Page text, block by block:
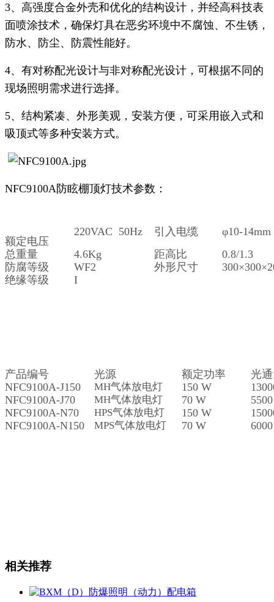
3、高强度合金外壳和优化的结构设计，并经高科技表
面喷涂技术，确保灯具在恶劣环境中不腐蚀、不生锈，
防水、防尘、防震性能好。
4、有对称配光设计与非对称配光设计，可根据不同的
现场照明需求进行选择。
5、结构紧凑、外形美观，安装方便，可采用嵌入式和
吸顶式等多种安装方式。
NFC9100A防眩棚顶灯技术参数：
额定电压
220VAC 50Hz 引入电缆
φ10-14mm
总重量
4.6Kg 距高比
0.8/1.3
防腐等级
WF2 外形尺寸
绝缘等级
I
产品编号 光源 额定功率
光
NFC9100A-J150
MH气体放电灯 150 W
NFC9100A-J70
MH气体放电灯 70 W
5500
NFC9100A-N70
HPS气体放电灯 150 W
NFC9100A-N150
MPS气体放电灯 70 W 6000
相关推荐